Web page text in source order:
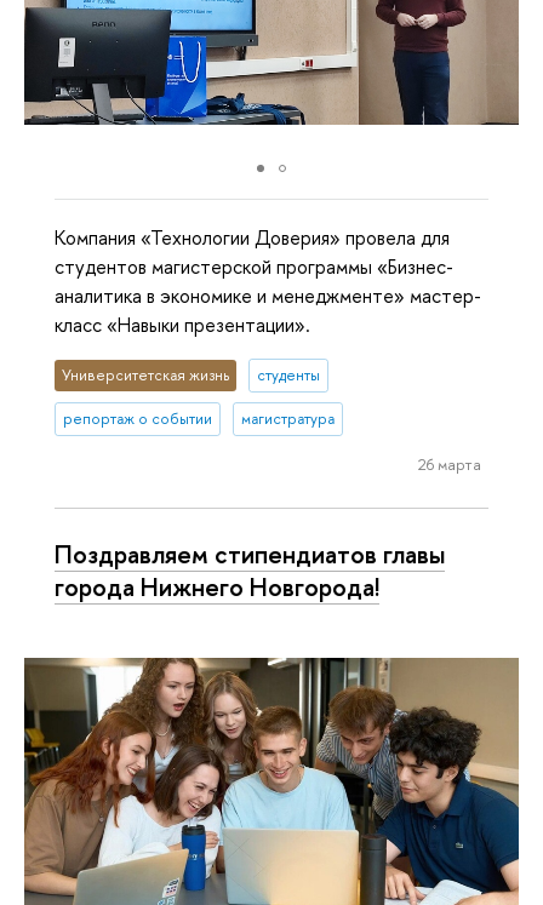
Компания «Технологии Доверия» провела для
студентов магистерской программы «Бизнес-
аналитика в экономике и менеджменте» мастер-
класс «Навыки презентации».
Университетская жизнь студенты
репортаж о событии магистратура
26 марта
Поздравляем стипендиатов главы
города Нижнего Новгорода!